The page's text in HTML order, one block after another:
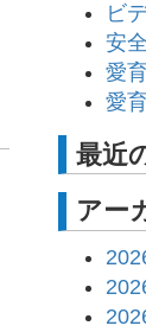
ビ
安
愛
愛
最近
アー